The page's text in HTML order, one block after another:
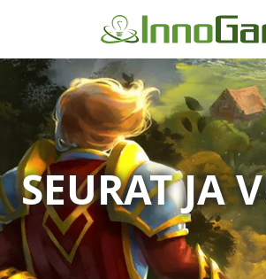
SEURAT JA